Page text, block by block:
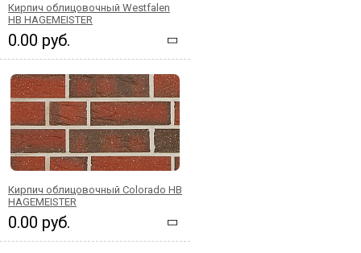
Кирпич облицовочный Westfalen
HB HAGEMEISTER
0.00 руб.
Кирпич облицовочный Colorado HB
HAGEMEISTER
0.00 руб.